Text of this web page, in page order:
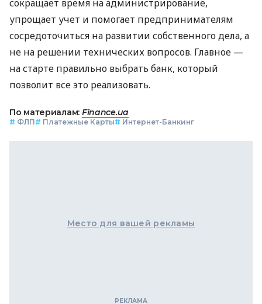
сокращает время на администрирование,
упрощает учет и помогает предпринимателям
сосредоточиться на развитии собственного дела, а
не на решении технических вопросов. Главное —
на старте правильно выбрать банк, который
позволит все это реализовать.
По материалам: Finance.ua
# ФЛП# Платежные Карты# Интернет-Банкинг
Место для вашей рекламы